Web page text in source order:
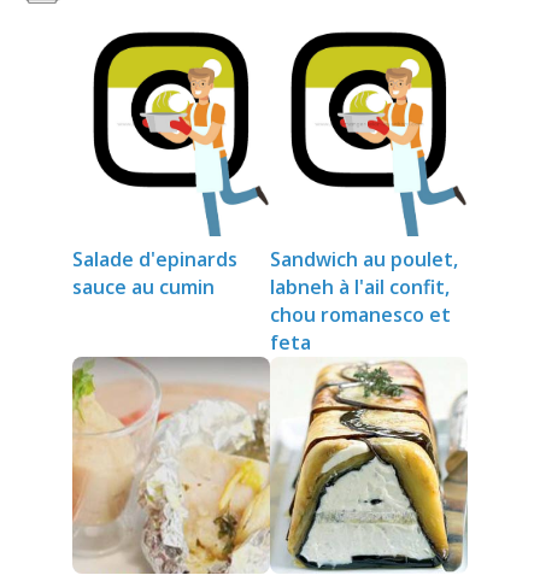
Salade d'epinards
sauce au cumin
Sandwich au poulet,
labneh à l'ail confit,
chou romanesco et
feta